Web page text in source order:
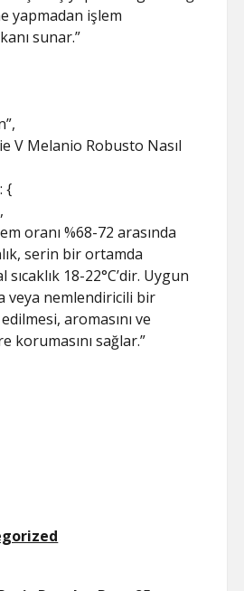
yapmadan işlem
sunar.”
V Melanio Robusto Nasıl
{
oranı %68-72 arasında
serin bir ortamda
sıcaklık 18-22°C’dir. Uygun
veya nemlendiricili bir
aromasını ve
korumasını sağlar.”